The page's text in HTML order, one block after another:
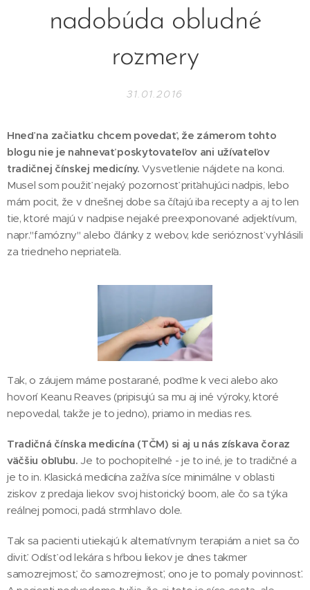
nadobúda obludné
rozmery
31.01.2016
Hneď na začiatku chcem povedať, že zámerom tohto
blogu nie je nahnevať poskytovateľov ani užívateľov
tradičnej čínskej medicíny. Vysvetlenie nájdete na konci.
Musel som použiť nejaký pozornosť priťahujúci nadpis, lebo
mám pocit, že v dnešnej dobe sa čítajú iba recepty a aj to len
tie, ktoré majú v nadpise nejaké preexponované adjektívum,
napr."famózny" alebo články z webov, kde serióznosť vyhlásili
za triedneho nepriateľa.
Tak, o záujem máme postarané, poďme k veci alebo ako
hovorí Keanu Reaves (pripisujú sa mu aj iné výroky, ktoré
nepovedal, takže je to jedno), priamo in medias res.
Tradičná čínska medicína (TČM) si aj u nás získava čoraz
väčšiu obľubu. Je to pochopiteľné - je to iné, je to tradičné a
je to in. Klasická medicína zažíva síce minimálne v oblasti
ziskov z predaja liekov svoj historický boom, ale čo sa týka
reálnej pomoci, padá strmhlavo dole.
Tak sa pacienti utiekajú k alternatívnym terapiám a niet sa čo
diviť. Odísť od lekára s hŕbou liekov je dnes takmer
samozrejmosť, čo samozrejmosť, ono je to pomaly povinnosť.